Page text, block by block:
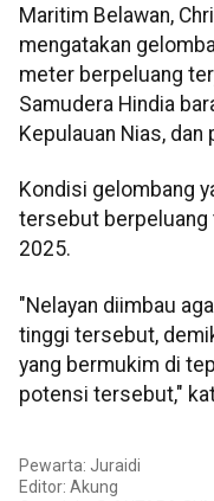
Maritim Belawan,
mengatakan
meter berpeluang
Samudera Hindia
Kepulauan Nias, dan
Kondisi gelombang
tersebut berpeluang
2025.
"Nelayan diimbau
tinggi tersebut,
yang bermukim di
potensi tersebut,"
Pewarta: Juraidi
Editor: Akung